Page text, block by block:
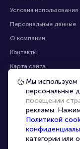
Условия использования
Персональные данные
О компании
Контакты
Карта сайта
Управление cookies
Мы
персональные
посещении
рекламы.
Политикой
категории или